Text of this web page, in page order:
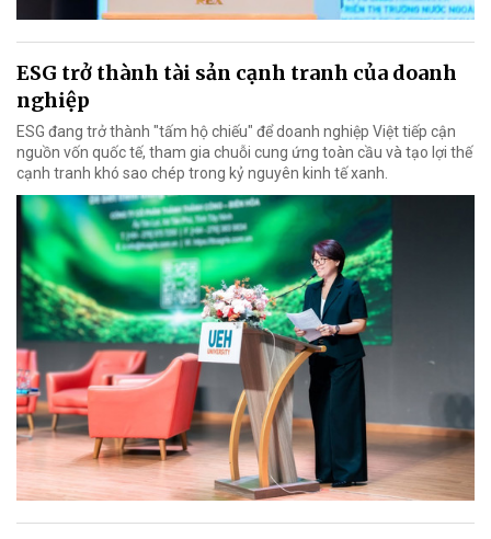
ESG trở thành tài sản cạnh tranh của doanh
nghiệp
ESG đang trở thành "tấm hộ chiếu" để doanh nghiệp Việt tiếp cận
nguồn vốn quốc tế, tham gia chuỗi cung ứng toàn cầu và tạo lợi thế
cạnh tranh khó sao chép trong kỷ nguyên kinh tế xanh.